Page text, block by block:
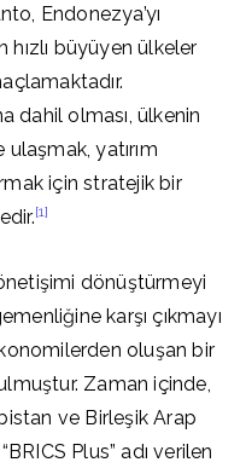
Endonezya’yı
büyüyen ülkeler
dahil olması, ülkenin
yatırım
için stratejik bir
[1]
dönüştürmeyi
karşı çıkmayı
oluşan bir
Zaman içinde,
ve Birleşik Arap
Plus” adı verilen